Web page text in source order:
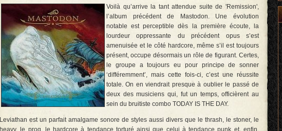
Voilà qu’arrive la tant attendue suite de 'Remission',
l’album précédent de Mastodon. Une évolution
notable est perceptible dès la première écoute, la
lourdeur oppressante du précédent opus s’est
amenuisée et le côté hardcore, même s’il est toujours
présent, occupe désormais un rôle de figurant. Certes,
le groupe a toujours eu pour principe de sonner
‘différemment’, mais cette fois-ci, c’est une réussite
totale. On en viendrait presque à oublier le passé de
deux des musiciens qui, fut un temps, officièrent au
sein du bruitiste combo TODAY IS THE DAY.
Leviathan est un parfait amalgame sonore de styles aussi divers que le thrash, le stoner, le
heavy, le prog, le hardcore à tendance torturé ainsi que celui à tendance punk et, enfin,